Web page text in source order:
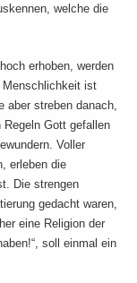
welche die
erhoben, werden
Menschlichkeit ist
streben danach,
Gott gefallen
Voller
erleben die
Die strengen
gedacht waren,
eine Religion der
soll einmal ein